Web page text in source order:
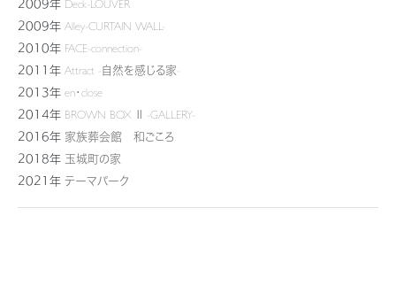
2009年 Alley-CURTAIN WALL-
2010年 FACE-connection-
2011年 Attract -自然を感じる家-
2013年 en・close
2014年 BROWN BOX Ⅱ -GALLERY-
2016年 家族葬会館 和ごころ
2018年 玉城町の家
2021年 テーマパーク